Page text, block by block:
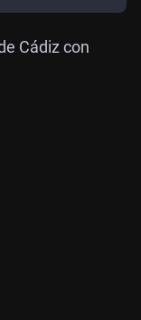
Cádiz con